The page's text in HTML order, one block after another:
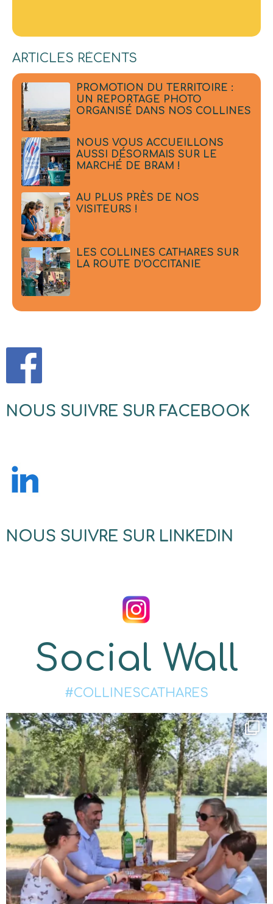
ARTICLES RÉCENTS
PROMOTION DU TERRITOIRE :
UN REPORTAGE PHOTO
ORGANISÉ DANS NOS COLLINES
NOUS VOUS ACCUEILLONS
AUSSI DÉSORMAIS SUR LE
MARCHÉ DE BRAM !
AU PLUS PRÈS DE NOS
VISITEURS !
LES COLLINES CATHARES SUR
LA ROUTE D’OCCITANIE
NOUS SUIVRE SUR FACEBOOK
NOUS SUIVRE SUR LINKEDIN
Social Wall
#COLLINESCATHARES